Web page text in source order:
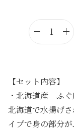
海
セ
ト
個
【セット内容】
・北海道産 ふぐ
北海道で水揚げ
イプで身の部分